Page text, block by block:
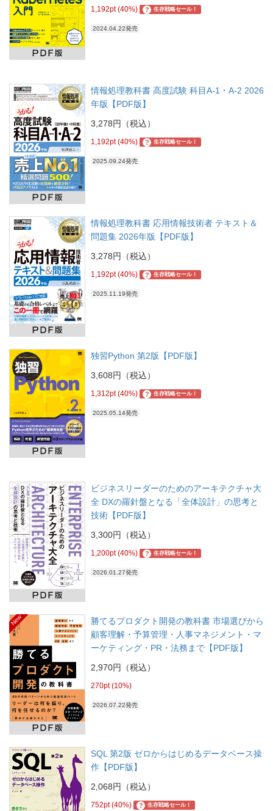
1,192pt (40%) ? 生存戦略セール！
2024.04.22発売
情報処理教科書 高度試験 科目A-1・A-2 2026
年版【PDF版】
3,278円（税込）
1,192pt (40%) ? 生存戦略セール！
2025.09.24発売
情報処理教科書 応用情報技術者 テキスト＆
問題集 2026年版【PDF版】
3,278円（税込）
1,192pt (40%) ? 生存戦略セール！
2025.11.19発売
独習Python 第2版【PDF版】
3,608円（税込）
1,312pt (40%) ? 生存戦略セール！
2025.05.14発売
ビジネスリーダーのためのアーキテクチャ大
全 DXの羅針盤となる「全体設計」の思考と
技術【PDF版】
3,300円（税込）
1,200pt (40%) ? 生存戦略セール！
2026.01.27発売
New
勝てるプロダクト開発の教科書 市場選びから
顧客理解・予算管理・人事マネジメント・マ
ーケティング・PR・法務まで【PDF版】
2,970円（税込）
270pt (10%)
2026.07.22発売
SQL 第2版 ゼロからはじめるデータベース操
作【PDF版】
2,068円（税込）
752pt (40%) ? 生存戦略セール！